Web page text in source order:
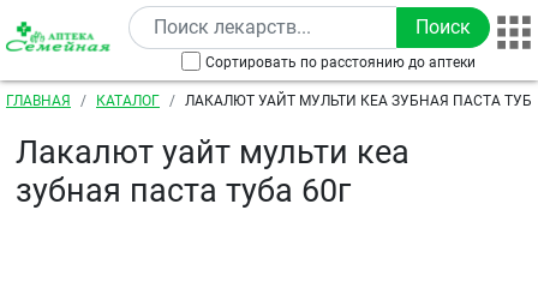
Перейти к основному содержанию
Сортировать по расстоянию до аптеки
Строка навигации
ГЛАВНАЯ КАТАЛОГ ЛАКАЛЮТ УАЙТ МУЛЬТИ КЕА ЗУБНАЯ ПАСТА
Лакалют уайт мульти кеа
зубная паста туба 60г